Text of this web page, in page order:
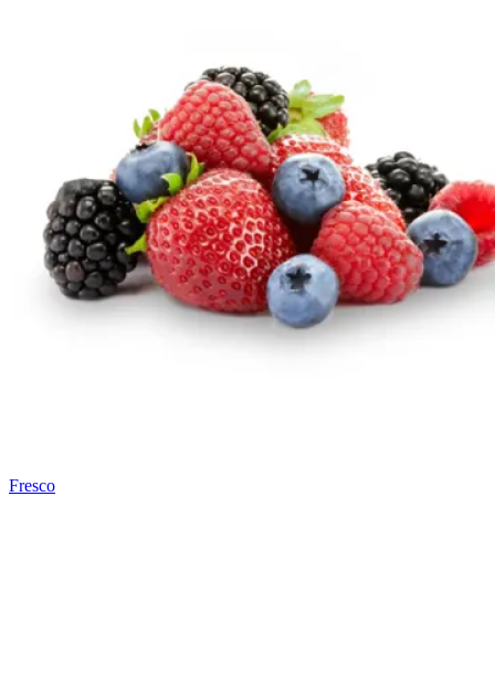
Fresco